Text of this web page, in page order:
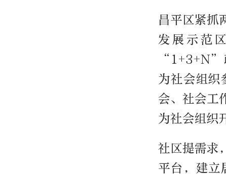
昌平区紧抓
发展示范
“1+3+N”
为社会组织
会、社会工
为社会组织
社区提需求
平台，建立